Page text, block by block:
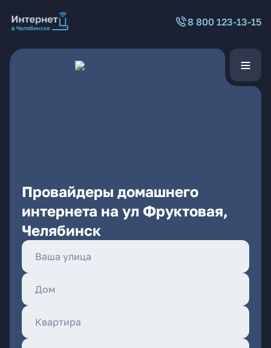
8 800 123-13-15
Провайдеры домашнего
интернета на ул Фруктовая,
Челябинск